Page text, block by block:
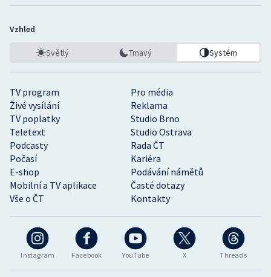
Instagram Facebook YouTube X Threads
TV program
Pro média
Živé vysílání
Reklama
TV poplatky
Studio Brno
Teletext
Studio Ostrava
Podcasty
Rada ČT
Počasí
Kariéra
E-shop
Podávání námětů
Mobilní a TV aplikace
Časté dotazy
Vše o ČT
Kontakty
Vzhled
Světlý Tmavý Systém